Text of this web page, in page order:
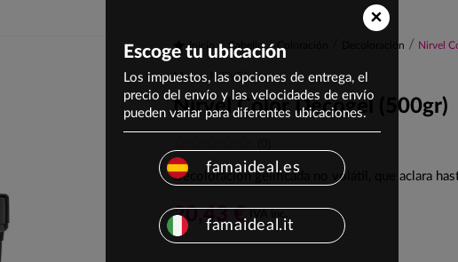
Inicio Cabello Decoloración Nirvel
Marca: NIRVEL
Nirvel Color Decogel (500gr)
Decoloración gelificada no volátil, que aclara
20,43 €
×
Escoge tu ubicación
Los impuestos, las opciones de entrega, el
precio del envío y las velocidades de envío
pueden variar para diferentes ubicaciones.
famaideal.es
famaideal.it